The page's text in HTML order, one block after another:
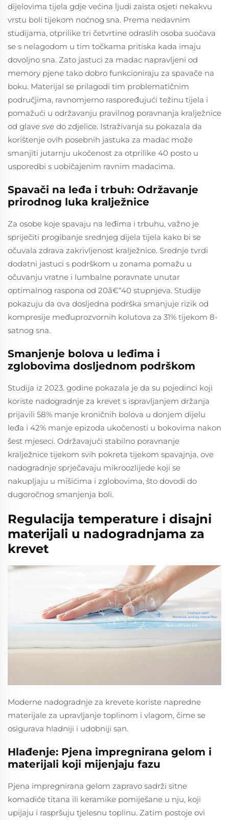
dijelovima tijela gdje većina ljudi zaista osjeti nekakvu
vrstu boli tijekom noćnog sna. Prema nedavnim
studijama, otprilike tri četvrtine odraslih osoba suočava
se s nelagodom u tim točkama pritiska kada imaju
dovoljno sna. Zato jastuci za madac napravljeni od
memory pjenе tako dobro funkcioniraju za spavače na
boku. Materijal se prilagodi tim problematičnim
područjima, ravnomjerno raspoređujući težinu tijela i
pomažući u održavanju pravilnog poravnanja kralježnice
od glave sve do zdjelice. Istraživanja su pokazala da
korištenje ovih posebnih jastuka za madac može
smanjiti jutarnju ukočenost za otprilike 40 posto u
usporedbi s uobičajenim ravnim madacima.
Spavači na leđa i trbuh: Održavanje
prirodnog luka kralježnice
Za osobe koje spavaju na leđima i trbuhu, važno je
spriječiti progibanje srednjeg dijela tijela kako bi se
očuvala zdrava zakrivljenost kralježnice. Srednje tvrdi
dodatni jastuci s podrškom u zonama pomažu u
očuvanju vratne i lumbalne poravnate unutar
optimalnog raspona od 20â€“40 stupnjeva. Studije
pokazuju da ova dosljedna podrška smanjuje rizik od
kompresije međuprozvornih kolutova za 31% tijekom 8-
satnog sna.
Smanjenje bolova u leđima i
zglobovima dosljednom podrškom
Studija iz 2023. godine pokazala je da su pojedinci koji
koriste nadogradnje za krevet s ispravljanjem držanja
prijavili 58% manje kroničnih bolova u donjem dijelu
leđa i 42% manje epizoda ukočenosti u bokovima nakon
šest mjeseci. Održavajući stabilno poravnanje
kralježnice tijekom svih pokreta tijekom spavajnja, ove
nadogradnje sprječavaju mikroozlijede koji se
nakupljaju u mišićima i zglobovima, što dovodi do
dugoročnog smanjenja boli.
Regulacija temperature i disajni
materijali u nadogradnjama za
krevet
Moderne nadogradnje za krevete koriste napredne
materijale za upravljanje toplinom i vlagom, čime se
osigurava hladniji i udobniji san.
Hlađenje: Pjena impregnirana gelom i
materijali koji mijenjaju fazu
Pjena impregnirana gelom zapravo sadrži sitne
komadiće titana ili keramike pomiješane u nju, koji
upijaju i raspršuju tjelesnu toplinu. Zatim postoje ovi